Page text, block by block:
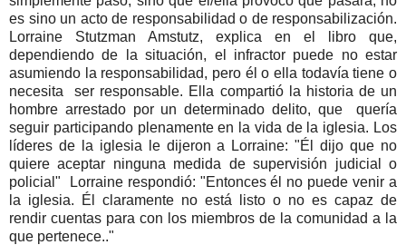
es sino un acto de responsabilidad o de responsabilización.
Lorraine Stutzman Amstutz, explica en el libro que,
dependiendo de la situación, el infractor puede no estar
asumiendo la responsabilidad, pero él o ella todavía tiene o
necesita ser responsable. Ella compartió la historia de un
hombre arrestado por un determinado delito, que quería
seguir participando plenamente en la vida de la iglesia. Los
líderes de la iglesia le dijeron a Lorraine: "Él dijo que no
quiere aceptar ninguna medida de supervisión judicial o
policial" Lorraine respondió: "Entonces él no puede venir a
la iglesia. Él claramente no está listo o no es capaz de
rendir cuentas para con los miembros de la comunidad a la
que pertenece.."